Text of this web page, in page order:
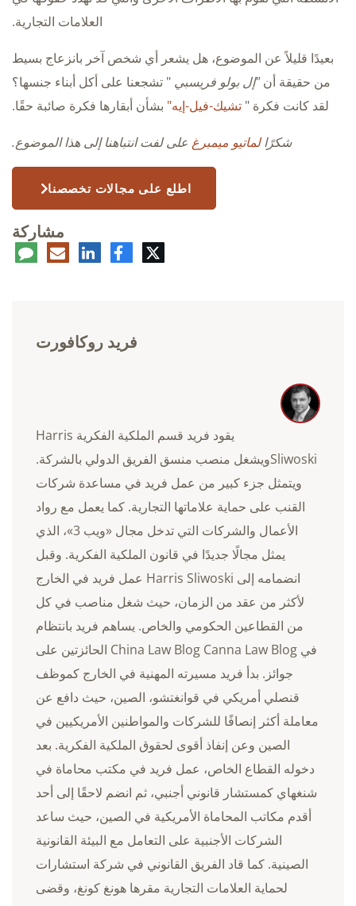
العلامات التجارية.
بعيدًا قليلاً عن الموضوع، هل يشعر أي شخص آخر بانزعاج بسيط
من حقيقة أن"إل بولو فريسبي " تشجعنا على أكل أبناء جنسها؟
لقد كانت فكرة " تشيك-فيل-إيه" بشأن أبقارها فكرة صائبة حقًا.
شكرًالماتيو ميمبرغ على لفت انتباهنا إلى هذا الموضوع.
اطلع على مجالات تخصصنا
مشاركة
تويتر فيسبوكلينكدإنالبريد
فريد روكافورت
يقود فريد قسم الملكية الفكرية Harris
Sliwoskiويشغل منصب منسق الفريق الدولي بالشركة.
ويتمثل جزء كبير من عمل فريد في مساعدة شركات
القنب على حماية علاماتها التجارية. كما يعمل مع رواد
الأعمال والشركات التي تدخل مجال «ويب 3»، الذي
يمثل مجالًا جديدًا في قانون الملكية الفكرية. وقبل
انضمامه إلى Harris Sliwoski عمل فريد في الخارج
لأكثر من عقد من الزمان، حيث شغل مناصب في كل
من القطاعين الحكومي والخاص. يساهم فريد بانتظام
في China Law Blog Canna Law Blog الحائزتين على
جوائز. بدأ فريد مسيرته المهنية في الخارج كموظف
قنصلي أمريكي في قوانغتشو، الصين، حيث دافع عن
معاملة أكثر إنصافًا للشركات والمواطنين الأمريكيين في
الصين وعن إنفاذ أقوى لحقوق الملكية الفكرية. بعد
دخوله القطاع الخاص، عمل فريد في مكتب محاماة في
شنغهاي كمستشار قانوني أجنبي، ثم انضم لاحقًا إلى أحد
أقدم مكاتب المحاماة الأمريكية في الصين، حيث ساعد
الشركات الأجنبية على التعامل مع البيئة القانونية
الصينية. كما قاد الفريق القانوني في شركة استشارات
لحماية العلامات التجارية مقرها هونغ كونغ، وقضى